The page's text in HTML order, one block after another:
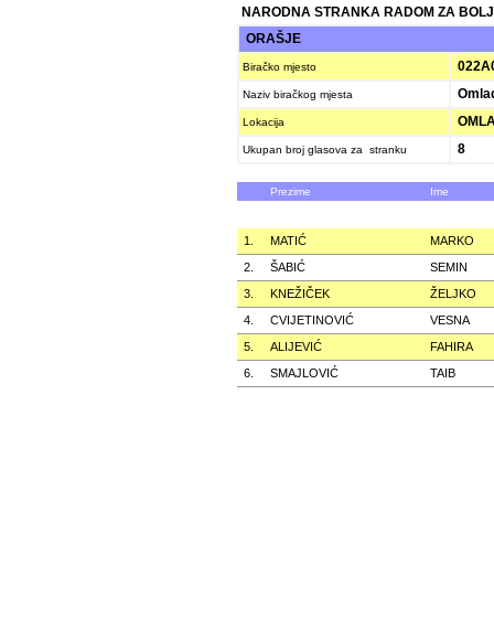
NARODNA STRANKA RADOM ZA
ORAŠJE
Biračko mjesto
Naziv biračkog mjesta
Lokacija
Ukupan broj glasova za stranku 8
Prezime Ime
1. MATIĆ
MARKO
2.
ŠABIĆ
SEMIN
3.
KNEŽIČEK
ŽELJKO
4.
CVIJETINOVIĆ
VESNA
5.
ALIJEVIĆ
FAHIRA
6.
SMAJLOVIĆ TAIB